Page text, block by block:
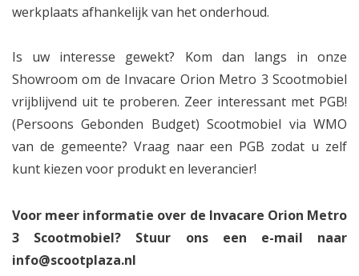
werkplaats afhankelijk van het onderhoud.
Is uw interesse gewekt? Kom dan langs in onze
Showroom om de Invacare Orion Metro 3 Scootmobiel
vrijblijvend uit te proberen. Zeer interessant met PGB!
(Persoons Gebonden Budget) Scootmobiel via WMO
van de gemeente? Vraag naar een PGB zodat u zelf
kunt kiezen voor produkt en leverancier!
Voor meer informatie over de Invacare Orion Metro
3 Scootmobiel? Stuur ons een e-mail naar
info@scootplaza.nl